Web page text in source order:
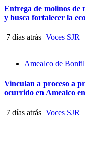
Entrega de molinos de
y busca fortalecer la
7 días atrás Voces SJR
Amealco de Bonfil
Vinculan a proceso a
ocurrido en Amealco
7 días atrás Voces SJR